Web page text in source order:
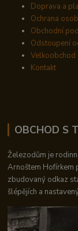
Doprava a
Ochrana
Obchodní
Odstoupení
Velkoobchod
Kontakt
OBCHOD S
Železodům je
Arnoštem Hofírkem
zbudovaný odkaz
šlépějích a